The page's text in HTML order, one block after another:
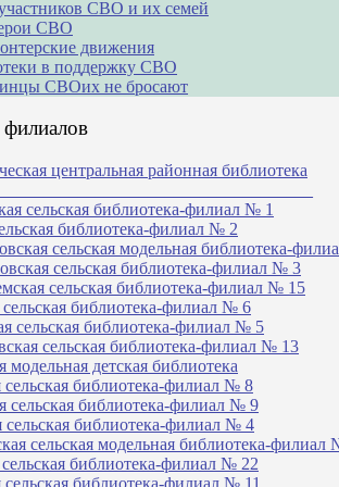
СВО и их семей
СВО
движения
в поддержку СВО
СВОих не бросают
центральная районная библиотека
сельская библиотека-филиал № 1
библиотека-филиал № 2
сельская модельная библиотека-
сельская библиотека-филиал № 3
сельская библиотека-филиал № 15
библиотека-филиал № 6
сельская библиотека-филиал № 5
сельская библиотека-филиал № 13
модельная детская библиотека
сельская библиотека-филиал № 8
сельская библиотека-филиал № 9
сельская библиотека-филиал № 4
сельская модельная библиотека-филиал
библиотека-филиал № 22